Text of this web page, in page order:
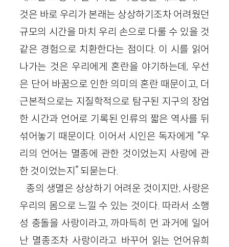
것은 바로 우리가 본래는 상상하기조차 어려웠던
규모의 시간을 마치 우리 손으로 다룰 수 있을 것
같은 경험으로 치환한다는 점이다. 이 시를 읽어
나가는 것은 우리에게 혼란을 야기하는데, 우선
은 단어 바꿈으로 인한 의미의 혼란 때문이고, 더
근본적으로는 지질학적으로 탐구된 지구의 장엄
한 시간과 언어로 기록된 인류의 짧은 역사를 뒤
섞어놓기 때문이다. 이어서 시인은 독자에게 “우
리의 언어는 멸종에 관한 것이었는지 사랑에 관
한 것이었는지” 되묻는다.
종의 생멸은 상상하기 어려운 것이지만, 사랑은
우리의 몸으로 느낄 수 있는 것이다. 따라서 소행
성 충돌을 사랑이라고, 까마득히 먼 과거에 일어
난 멸종조차 사랑이라고 바꾸어 읽는 언어유희